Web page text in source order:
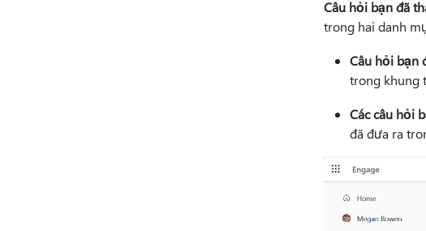
Câu hỏi bạn đã
trong hai danh
Câu hỏi bạn
trong khung
Các câu hỏi
đã đưa ra